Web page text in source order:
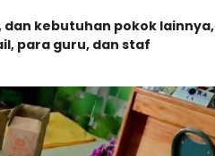
kebutuhan pokok lainnya,
para guru, dan staf